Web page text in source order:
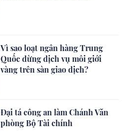
Vì sao loạt ngân hàng Trung
Quốc dừng dịch vụ môi giới
vàng trên sàn giao dịch?
Đại tá công an làm Chánh Văn
phòng Bộ Tài chính